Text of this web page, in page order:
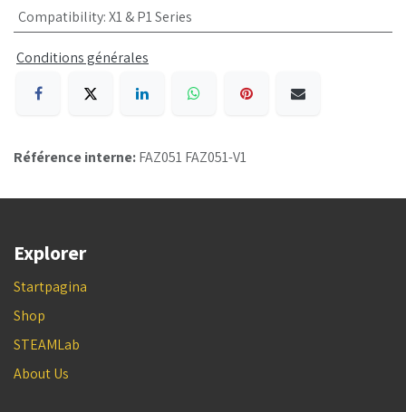
Compatibility:X1 & P1 Series
Conditions générales
Référence interne:FAZ051 FAZ051-V1
Explorer
Startpagina
Shop
STEAMLab
About Us